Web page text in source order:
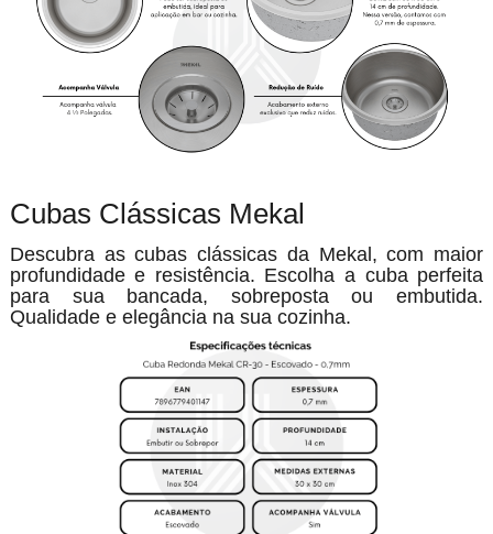
Cubas Clássicas Mekal
Descubra as cubas clássicas da Mekal, com maior
profundidade e resistência. Escolha a cuba perfeita
para sua bancada, sobreposta ou embutida.
Qualidade e elegância na sua cozinha.